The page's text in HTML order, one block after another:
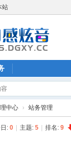
站
中心 › 站务管理
: 0 主题: 5 排名: 9